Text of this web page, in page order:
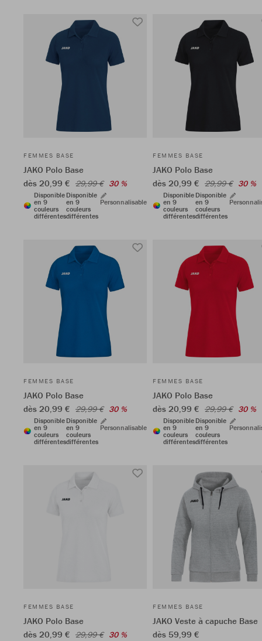
FEMMES BASE
JAKO Polo Base
dès 20,99 € 29,99 € 30 %
Disponible
en 9
couleurs
différentes
Disponible
en 9
couleurs
différentes
Personnalisable
FEMMES BASE
JAKO Polo Base
dès 20,99 € 29,99 € 30 %
Disponible
en 9
couleurs
différentes
Disponible
en 9
couleurs
différentes
FEMMES BASE
JAKO Polo Base
dès 20,99 € 29,99 € 30 %
Disponible
en 9
couleurs
différentes
Disponible
en 9
couleurs
différentes
Personnalisable
FEMMES BASE
JAKO Polo Base
dès 20,99 € 29,99 € 30 %
Disponible
en 9
couleurs
différentes
Disponible
en 9
couleurs
différentes
FEMMES BASE
JAKO Polo Base
dès 20,99 € 29,99 € 30 %
FEMMES BASE
JAKO Veste à capuche Base
dès 59,99 €